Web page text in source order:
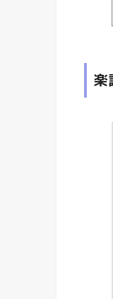
楽